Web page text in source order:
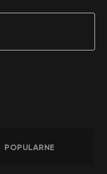
POPULARNE